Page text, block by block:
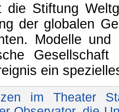
Stiftung
der globalen
Modelle
ein
im Theater